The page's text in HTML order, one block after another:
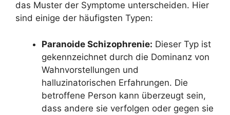
das Muster der Symptome unterscheiden. Hier
sind einige der häufigsten Typen:
Paranoide Schizophrenie: Dieser Typ ist
gekennzeichnet durch die Dominanz von
Wahnvorstellungen und
halluzinatorischen Erfahrungen. Die
betroffene Person kann überzeugt sein,
dass andere sie verfolgen oder gegen sie